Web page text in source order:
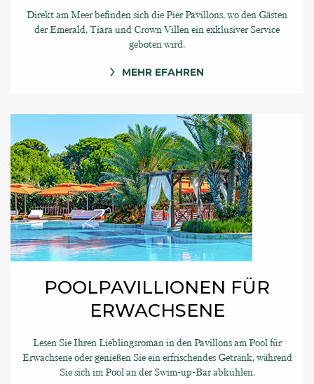
Direkt am Meer befinden sich die Pier Pavillons, wo den Gästen
der Emerald, Tiara und Crown Villen ein exklusiver Service
geboten wird.
MEHR EFAHREN
POOLPAVILLIONEN FÜR
ERWACHSENE
Lesen Sie Ihren Lieblingsroman in den Pavillons am Pool für
Erwachsene oder genießen Sie ein erfrischendes Getränk, während
Sie sich im Pool an der Swim-up-Bar abkühlen.